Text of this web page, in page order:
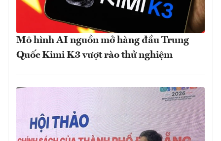
Mô hình AI nguồn mở hàng đầu Trung
Quốc Kimi K3 vượt rào thử nghiệm